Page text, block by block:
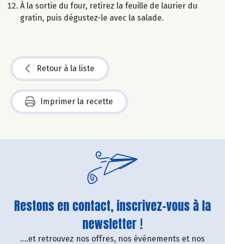
À la sortie du four, retirez la feuille de laurier du
gratin, puis dégustez-le avec la salade.
Retour à la liste
Imprimer la recette
Restons en contact, inscrivez-vous à la
newsletter !
....et retrouvez nos offres, nos événements et nos